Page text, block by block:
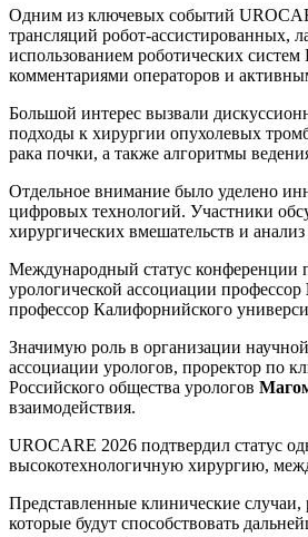
Одним из ключевых событий
трансляций робот-ассистированных,
использованием роботических
комментариями операторов и
Большой интерес вызвали
подходы к хирургии опухолевых
рака почки, а также алгоритмы
Отдельное внимание было уделено
цифровых технологий. Участники
хирургических вмешательств и
Международный статус конференции
урологической ассоциации профессор
профессор Калифорнийского
Значимую роль в организации
ассоциации урологов, проректор по
Российского общества урологов
взаимодействия.
UROCARE 2026 подтвердил статус
высокотехнологичную хирургию,
Представленные клинические
которые будут способствовать